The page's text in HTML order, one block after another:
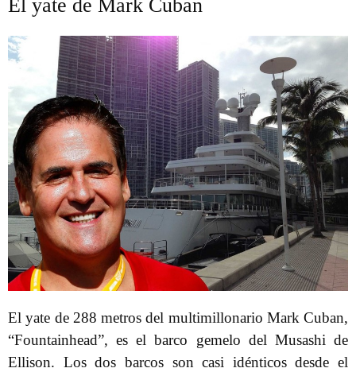
El yate de Mark Cuban
El yate de 288 metros del multimillonario Mark Cuban,
“Fountainhead”, es el barco gemelo del Musashi de
Ellison. Los dos barcos son casi idénticos desde el